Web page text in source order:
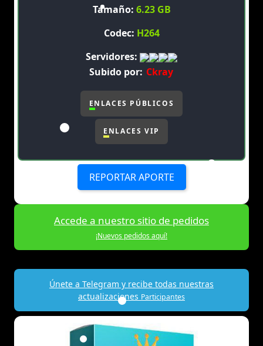
Tamaño: 6.23 GB
Codec: H264
Servidores:
Subido por: Ckray
ENLACES PÚBLICOS
ENLACES VIP
REPORTAR APORTE
Accede a nuestro sitio de pedidos
¡Nuevos pedidos aquí!
Únete a Telegram y recibe todas nuestras
actualizaciones Participantes